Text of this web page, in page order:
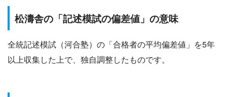
松濤舎の「記述模試の偏差値」の意味
全統記述模試（河合塾）の「合格者の平均偏差値」を5年
以上収集した上で、独自調整したものです。